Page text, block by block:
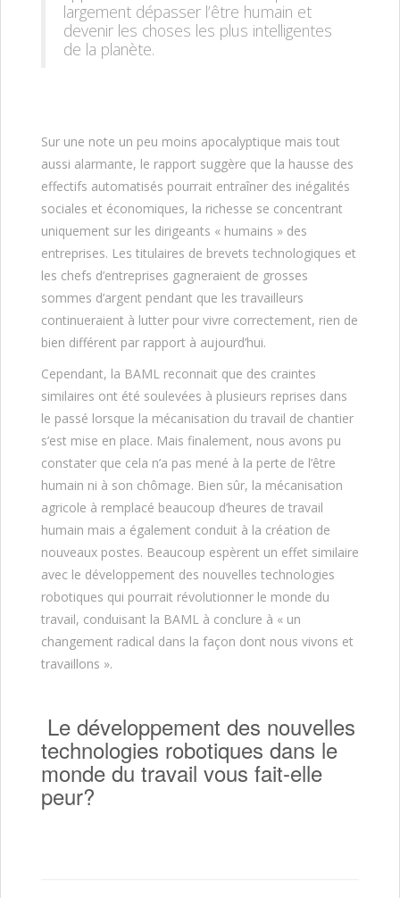
largement dépasser l’être humain et
devenir les choses les plus intelligentes
de la planète.
Sur une note un peu moins apocalyptique mais tout
aussi alarmante, le rapport suggère que la hausse des
effectifs automatisés pourrait entraîner des inégalités
sociales et économiques, la richesse se concentrant
uniquement sur les dirigeants « humains » des
entreprises. Les titulaires de brevets technologiques et
les chefs d’entreprises gagneraient de grosses
sommes d’argent pendant que les travailleurs
continueraient à lutter pour vivre correctement, rien de
bien différent par rapport à aujourd’hui.
Cependant, la BAML reconnait que des craintes
similaires ont été soulevées à plusieurs reprises dans
le passé lorsque la mécanisation du travail de chantier
s’est mise en place. Mais finalement, nous avons pu
constater que cela n’a pas mené à la perte de l’être
humain ni à son chômage. Bien sûr, la mécanisation
agricole à remplacé beaucoup d’heures de travail
humain mais a également conduit à la création de
nouveaux postes. Beaucoup espèrent un effet similaire
avec le développement des nouvelles technologies
robotiques qui pourrait révolutionner le monde du
travail, conduisant la BAML à conclure à « un
changement radical dans la façon dont nous vivons et
travaillons ».
Le développement des nouvelles
technologies robotiques dans le
monde du travail vous fait-elle
peur?